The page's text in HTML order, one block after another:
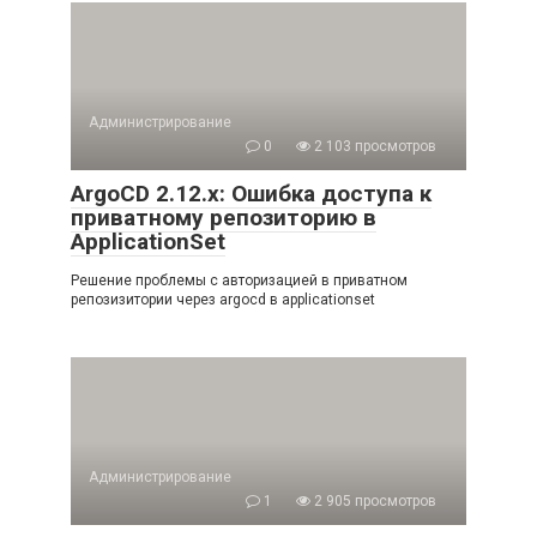
Администрирование
0
2 103 просмотров
ArgoCD 2.12.x: Ошибка доступа к
приватному репозиторию в
ApplicationSet
Решение проблемы с авторизацией в приватном
репозизитории через argocd в applicationset
Администрирование
1
2 905 просмотров